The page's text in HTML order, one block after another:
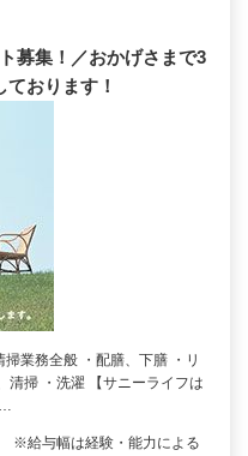
募集！／おかげさまで3
おります！
業務全般 ・配膳、下膳 ・リ
清掃 ・洗濯 【サニーライフは
※給与幅は経験・能力による